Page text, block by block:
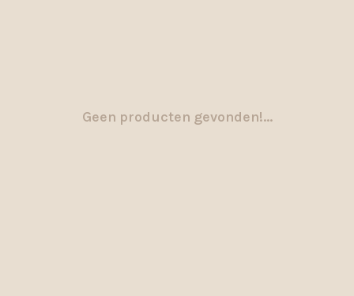
Geen producten gevonden!...